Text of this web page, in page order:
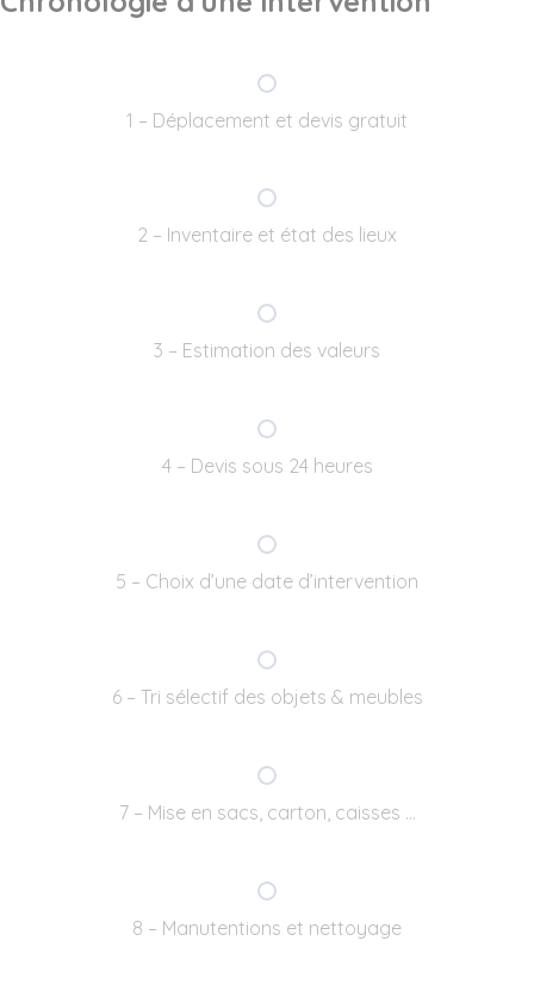
1 – Déplacement et devis gratuit
2 – Inventaire et état des lieux
3 – Estimation des valeurs
4 – Devis sous 24 heures
5 – Choix d’une date d’intervention
6 – Tri sélectif des objets & meubles
7 – Mise en sacs, carton, caisses …
8 – Manutentions et nettoyage